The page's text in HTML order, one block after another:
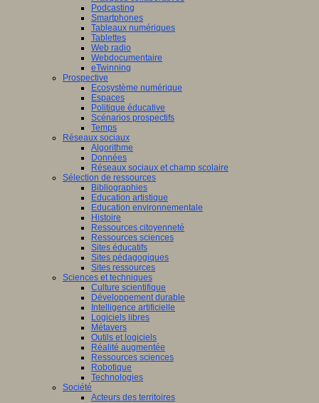
Podcasting
Smartphones
Tableaux numériques
Tablettes
Web radio
Webdocumentaire
eTwinning
Prospective
Ecosystème numérique
Espaces
Politique éducative
Scénarios prospectifs
Temps
Réseaux sociaux
Algorithme
Données
Réseaux sociaux et champ scolaire
Sélection de ressources
Bibliographies
Education artistique
Education environnementale
Histoire
Ressources citoyenneté
Ressources sciences
Sites éducatifs
Sites pédagogiques
Sites ressources
Sciences et techniques
Culture scientifique
Développement durable
Intelligence artificielle
Logiciels libres
Métavers
Outils et logiciels
Réalité augmentée
Ressources sciences
Robotique
Technologies
Société
Acteurs des territoires